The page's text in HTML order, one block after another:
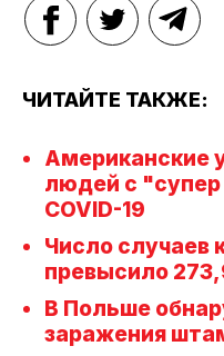
ЧИТАЙТЕ ТАКЖЕ:
Американские
людей с
COVID-19
Число случаев
превысило
В Польше
заражения